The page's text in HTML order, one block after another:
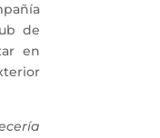
de
en